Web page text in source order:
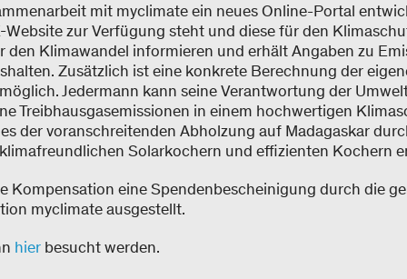
mit myclimate ein neues Online-Portal
Website zur Verfügung steht und diese für den
den Klimawandel informieren und erhält Angaben zu
Zusätzlich ist eine konkrete Berechnung der
Jedermann kann seine Verantwortung der
Treibhausgasemissionen in einem hochwertigen
der voranschreitenden Abholzung auf Madagaskar
Solarkochern und effizienten Kochern
Kompensation eine Spendenbescheinigung durch die
myclimate ausgestellt.
hier besucht werden.